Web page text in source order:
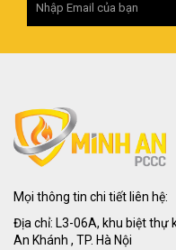
Mọi thông tin chi tiết liên hệ:
Địa chỉ: L3-06A, khu biệt thự
An Khánh , TP. Hà Nội